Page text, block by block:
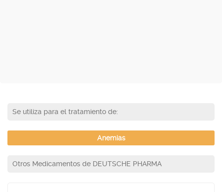
Se utiliza para el tratamiento de:
Anemias
Otros Medicamentos de DEUTSCHE PHARMA